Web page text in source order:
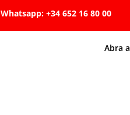
Whatsapp: +34 652 16 80
Abra